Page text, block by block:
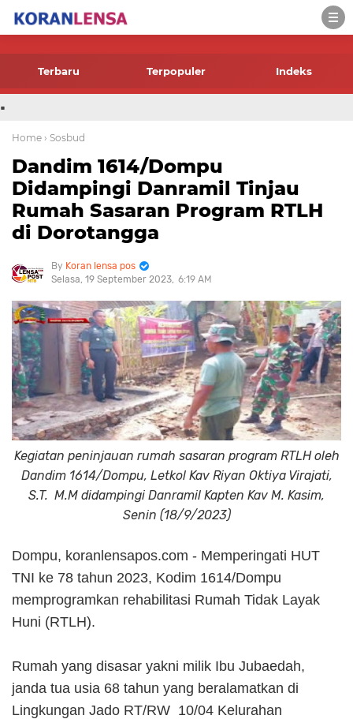
-->
Terbaru Terpopuler Indeks
.
Home › Sosbud
Dandim 1614/Dompu
Didampingi Danramil Tinjau
Rumah Sasaran Program RTLH
di Dorotangga
Koran lensa pos
Selasa, 19 September 2023 6:19 AM
Kegiatan peninjauan rumah sasaran program RTLH oleh
Dandim 1614/Dompu, Letkol Kav Riyan Oktiya Virajati,
S.T. M.M didampingi Danramil Kapten Kav M. Kasim,
Senin (18/9/2023)
Dompu, koranlensapos.com - Memperingati HUT
TNI ke 78 tahun 2023, Kodim 1614/Dompu
memprogramkan rehabilitasi Rumah Tidak Layak
Huni (RTLH).
Rumah yang disasar yakni milik Ibu Jubaedah,
janda tua usia 68 tahun yang beralamatkan di
Lingkungan Jado RT/RW 10/04 Kelurahan